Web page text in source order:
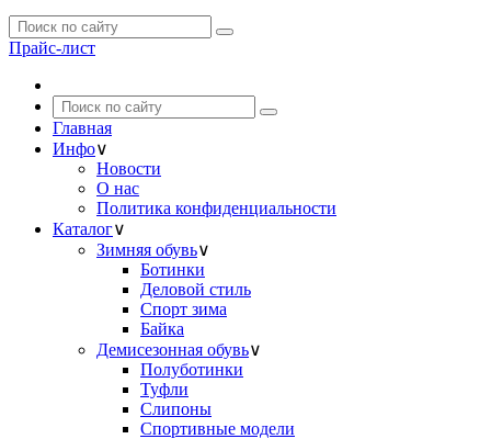
Прайс-лист
Главная
Инфо∨
Новости
О нас
Политика конфиденциальности
Каталог∨
Зимняя обувь∨
Ботинки
Деловой стиль
Спорт зима
Байка
Демисезонная обувь∨
Полуботинки
Туфли
Слипоны
Спортивные модели